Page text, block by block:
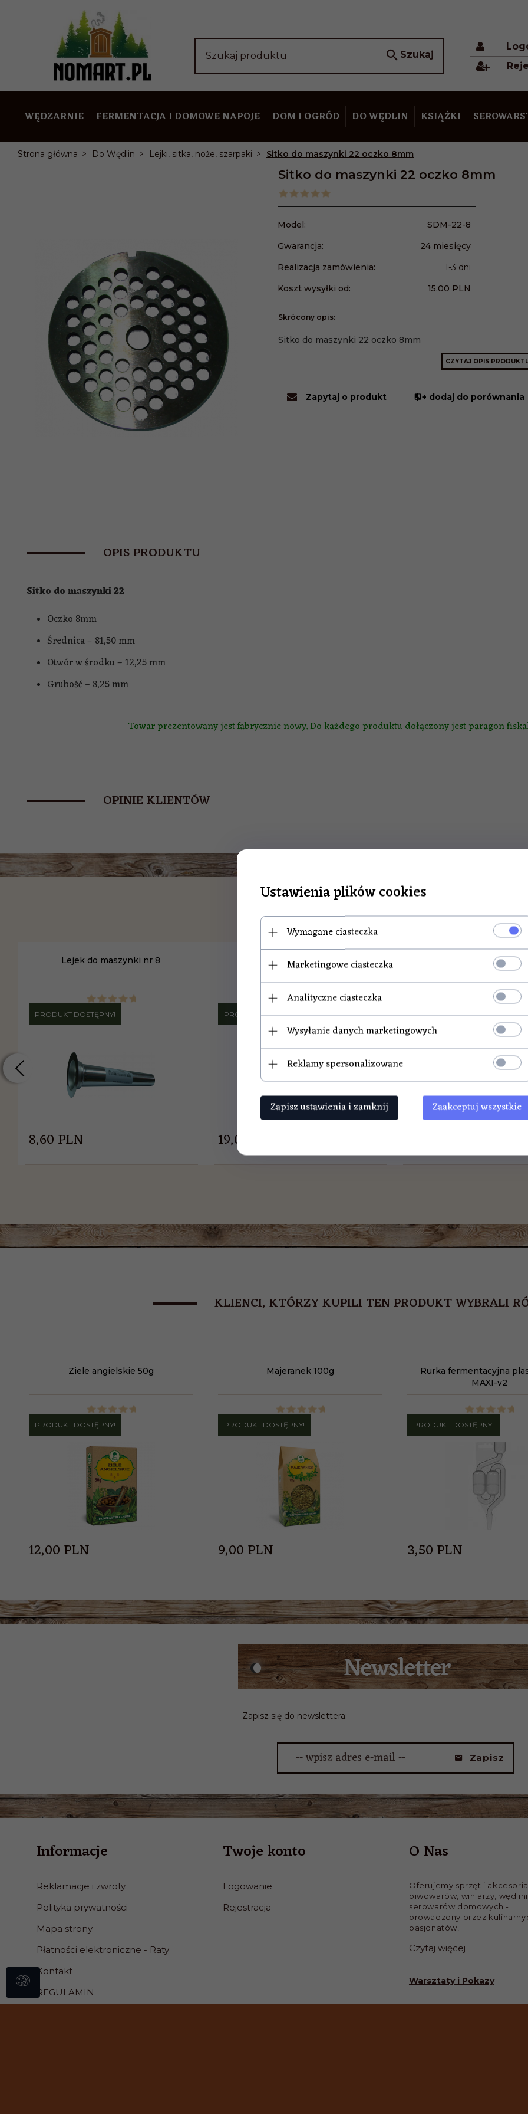
Szukaj produktu Szukaj
WĘDZARNIE FERMENTACJA I DOMOWE NAPOJE DOM I OGRÓD DO WĘDLIN KSIĄŻKI
Strona główna Do Wędlin Lejki, sitka, noże, szarpaki Sitko do maszynki 22 oczko 8mm
Sitko do maszynki 22 oczko 8mm
Model:
SDM-22-8
Gwarancja:
24 miesięcy
Realizacja zamówienia:
1-3 dni
Koszt wysyłki od:
15.00 PLN
Skrócony opis:
Sitko do maszynki 22 oczko 8mm
CZYTAJ OPIS
Zapytaj o produkt + dodaj do porównania
OPIS PRODUKTU
Sitko do maszynki 22
Oczko 8mm
Średnica – 81,50 mm
Otwór w środku – 12,25 mm
Grubość – 8,25 mm
Towar prezentowany jest fabrycznie nowy. Do każdego produktu dołączony jest paragon
OPINIE KLIENTÓW
Lejek do maszynki nr 8
PRODUKT DOSTĘPNY!
8,60PLN
Szarpak do maszynki 5
PRODUKT DOSTĘPNY!
19,00
Sitko do maszynki 5
PRODUKT DOSTĘPNY!
KLIENCI, KTÓRZY KUPILI TEN PRODUKT WYBRALI
Ziele angielskie 50g
PRODUKT DOSTĘPNY!
12,00PLN
Majeranek 100g
PRODUKT DOSTĘPNY!
9,00PLN
Rurka fermentacyjna
MAXI-v2
PRODUKT DOSTĘPNY!
3,50PLN
Zapisz się do newslettera:
-- wpisz adres e-mail -- Zapisz
Informacje
Reklamacje i zwroty.
Polityka prywatności
Mapa strony
Płatności elektroniczne - Raty
Kontakt
REGULAMIN
Twoje konto
Logowanie
Rejestracja
O Nas
Oferujemy sprzęt i
piwowarów, winiarzy,
serowarów domowych -
prowadzony przez
pasjonatów!
Czytaj więcej
Warsztaty i Pokazy
Ustawienia plików cookies
Wymagane ciasteczka
Marketingowe ciasteczka
Analityczne ciasteczka
Wysyłanie danych marketingowych
Reklamy spersonalizowane
Zapisz ustawienia i zamknij Zaakceptuj wszystkie